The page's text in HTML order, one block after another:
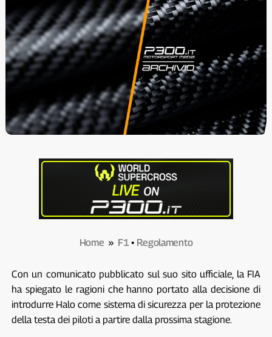
Home » F1• Regolamento
Con un comunicato pubblicato sul suo sito ufficiale, la FIA
ha spiegato le ragioni che hanno portato alla decisione di
introdurre Halo come sistema di sicurezza per la protezione
della testa dei piloti a partire dalla prossima stagione.